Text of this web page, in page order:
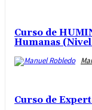
Curso de
Humanas (Nivel
Curso de